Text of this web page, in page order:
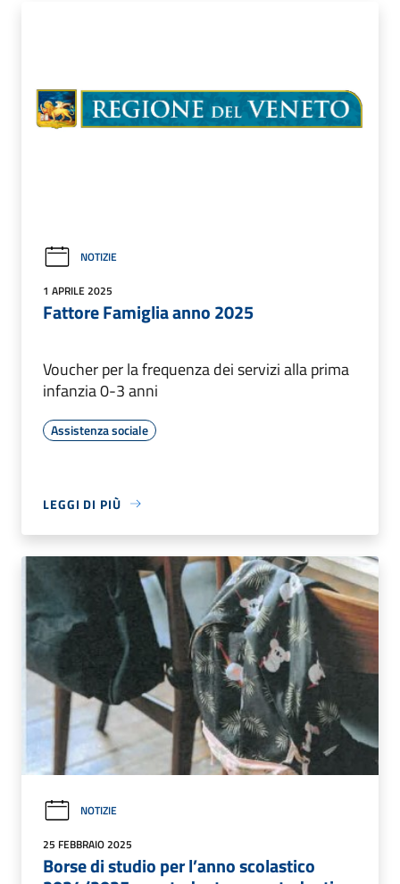
NOTIZIE
1 APRILE 2025
Fattore Famiglia anno 2025
Voucher per la frequenza dei servizi alla prima
infanzia 0-3 anni
Assistenza sociale
LEGGI DI PIÙ
NOTIZIE
25 FEBBRAIO 2025
Borse di studio per l’anno scolastico